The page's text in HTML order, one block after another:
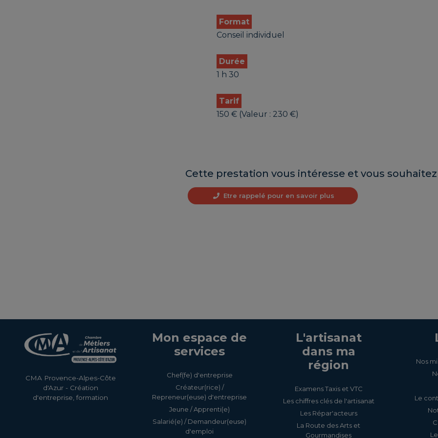
Format
Conseil individuel
Durée
1 h 30
Tarif
150 € (Valeur : 230 €)
Cette prestation vous intéresse et vous souhaitez
Etre rappelé pour en savoir plus
CMA Provence-Alpes-Côte
d'Azur - Création
d'entreprise, formation
Mon espace de
services
Chef(fe) d'entreprise
Créateur(rice) /
Repreneur(euse) d'entreprise
Jeune / Apprenti(e)
Salarié(e) / Demandeur(euse)
d'emploi
L'artisanat
dans ma
région
Examens Taxis et VTC
Les chiffres clés de l'artisanat
Les Répar'acteurs
La Route des Arts et
Gourmandises
Nos
Le